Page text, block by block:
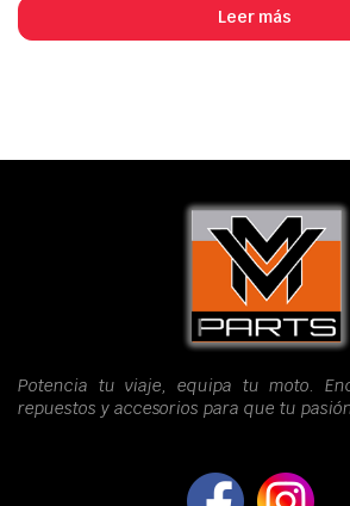
Leer más
Potencia tu viaje, equipa tu moto.
repuestos y accesorios para que tu